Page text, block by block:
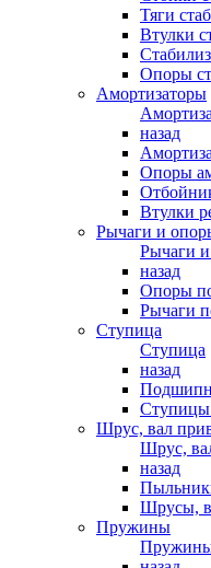
Тяги
Втулки
Опоры
Амортизаторы
назад
Опоры
Втулки
Рычаги и
Рычаги
назад
Опоры
Рычаги
Ступица
Ступица
назад
Ступицы
Шрус, вал
Шрус,
назад
Шрусы,
Пружины